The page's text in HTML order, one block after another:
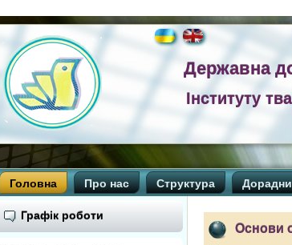
Державна
Інституту
Головна Про нас Структура
Графік роботи
Основи